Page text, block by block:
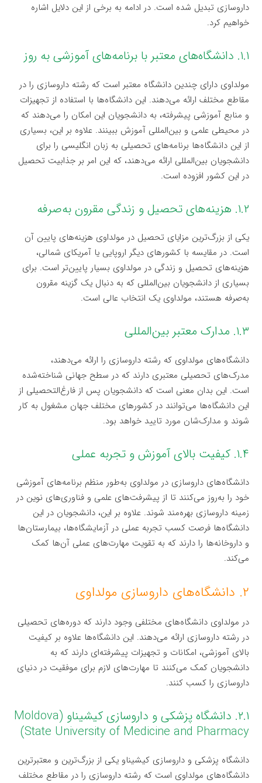
داروسازی تبدیل شده است. در ادامه به برخی از این دلایل اشاره
خواهیم کرد.
۱.۱. دانشگاه‌های معتبر با برنامه‌های آموزشی به روز
مولداوی دارای چندین دانشگاه معتبر است که رشته داروسازی را در
مقاطع مختلف ارائه می‌دهند. این دانشگاه‌ها با استفاده از تجهیزات
و منابع آموزشی پیشرفته، به دانشجویان این امکان را می‌دهند که
در محیطی علمی و بین‌المللی آموزش ببینند. علاوه بر این، بسیاری
از این دانشگاه‌ها برنامه‌های تحصیلی به زبان انگلیسی را برای
دانشجویان بین‌المللی ارائه می‌دهند، که این امر بر جذابیت تحصیل
در این کشور افزوده است.
۱.۲. هزینه‌های تحصیل و زندگی مقرون به‌صرفه
یکی از بزرگ‌ترین مزایای تحصیل در مولداوی هزینه‌های پایین آن
است. در مقایسه با کشورهای دیگر اروپایی یا آمریکای شمالی،
هزینه‌های تحصیل و زندگی در مولداوی بسیار پایین‌تر است. برای
بسیاری از دانشجویان بین‌المللی که به دنبال یک گزینه مقرون
به‌صرفه هستند، مولداوی یک انتخاب عالی است.
۱.۳. مدارک معتبر بین‌المللی
دانشگاه‌های مولداوی که رشته داروسازی را ارائه می‌دهند،
مدرک‌های تحصیلی معتبری دارند که در سطح جهانی شناخته‌شده
است. این بدان معنی است که دانشجویان پس از فارغ‌التحصیلی از
این دانشگاه‌ها می‌توانند در کشورهای مختلف جهان مشغول به کار
شوند و مدارک‌شان مورد تایید خواهد بود.
۱.۴. کیفیت بالای آموزش و تجربه عملی
دانشگاه‌های داروسازی در مولداوی به‌طور منظم برنامه‌های آموزشی
خود را به‌روز می‌کنند تا از پیشرفت‌های علمی و فناوری‌های نوین در
زمینه داروسازی بهره‌مند شوند. علاوه بر این، دانشجویان در این
دانشگاه‌ها فرصت کسب تجربه عملی در آزمایشگاه‌ها، بیمارستان‌ها
و داروخانه‌ها را دارند که به تقویت مهارت‌های عملی آن‌ها کمک
می‌کند.
۲. دانشگاه‌های داروسازی مولداوی
در مولداوی دانشگاه‌های مختلفی وجود دارند که دوره‌های تحصیلی
در رشته داروسازی ارائه می‌دهند. این دانشگاه‌ها علاوه بر کیفیت
بالای آموزشی، امکانات و تجهیزات پیشرفته‌ای دارند که به
دانشجویان کمک می‌کنند تا مهارت‌های لازم برای موفقیت در دنیای
داروسازی را کسب کنند.
۲.۱. دانشگاه پزشکی و داروسازی کیشیناو (Moldova
State University of Medicine and Pharmacy)
دانشگاه پزشکی و داروسازی کیشیناو یکی از بزرگ‌ترین و معتبرترین
دانشگاه‌های مولداوی است که رشته داروسازی را در مقاطع مختلف